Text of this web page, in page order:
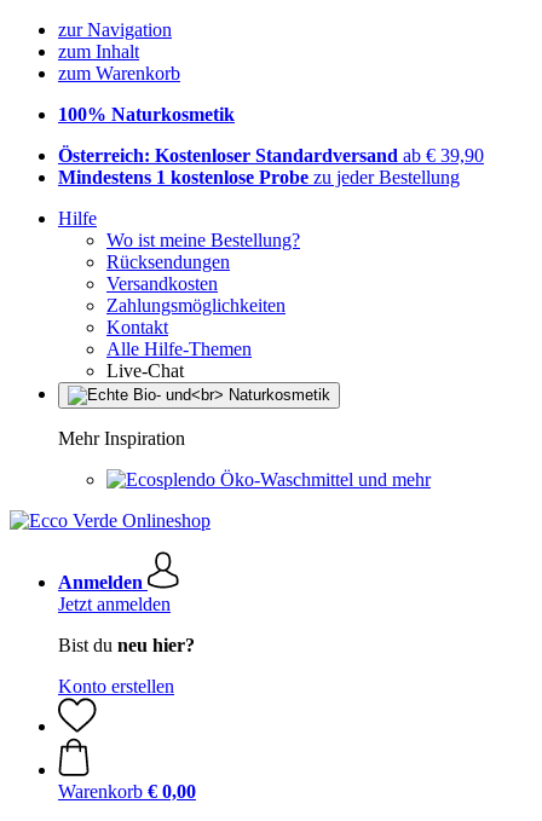
zur Navigation
zum Inhalt
zum Warenkorb
100% Naturkosmetik
Österreich: Kostenloser Standardversand ab € 39,90
Mindestens 1 kostenlose Probe zu jeder Bestellung
Hilfe
Wo ist meine Bestellung?
Rücksendungen
Versandkosten
Zahlungsmöglichkeiten
Kontakt
Alle Hilfe-Themen
Live-Chat
Mehr Inspiration
Öko-Waschmittel und mehr
Anmelden
Jetzt anmelden
Bist du neu hier?
Konto erstellen
Warenkorb € 0,00